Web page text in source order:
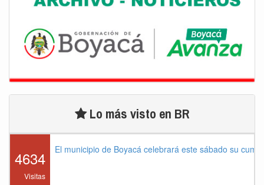
Lo más visto en BR
4634
Visitas
El municipio de Boyacá celebrará este sábado su